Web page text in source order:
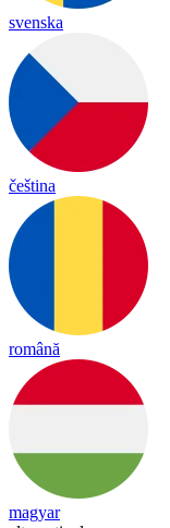
svenska
čeština
română
magyar